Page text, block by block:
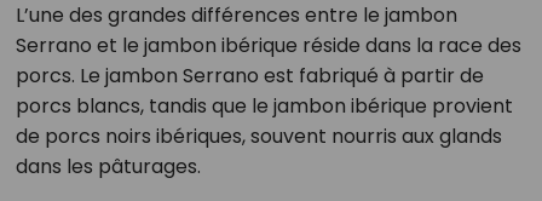
L’une des grandes différences entre le jambon
Serrano et le jambon ibérique réside dans la race des
porcs. Le jambon Serrano est fabriqué à partir de
porcs blancs, tandis que le jambon ibérique provient
de porcs noirs ibériques, souvent nourris aux glands
dans les pâturages.